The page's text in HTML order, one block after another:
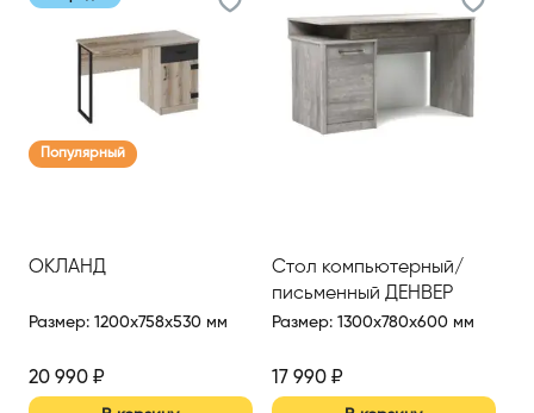
Популярный
ОКЛАНД
Размер: 1200x758x530 мм
20 990 ₽
Стол компьютерный/
письменный ДЕНВЕР
Размер: 1300x780x600 мм
17 990₽